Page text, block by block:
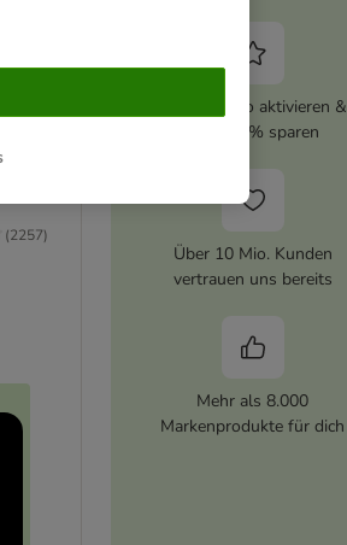
(2257)
zooplus Abo aktivieren &
immer 5% sparen
Über 10 Mio. Kunden
vertrauen uns bereits
Mehr als 8.000
Markenprodukte für dich